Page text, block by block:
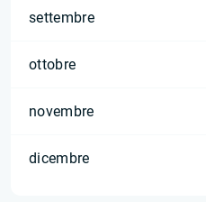
settembre
ottobre
novembre
dicembre